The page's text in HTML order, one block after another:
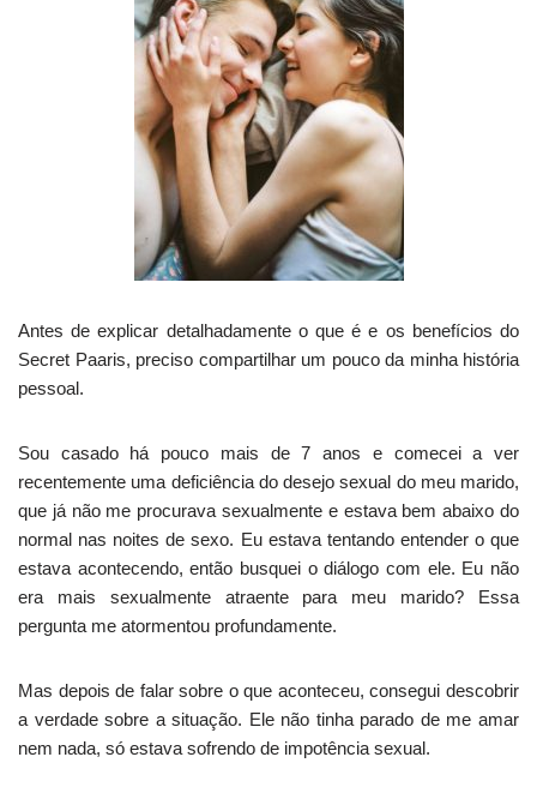
Antes de explicar detalhadamente o que é e os benefícios do
Secret Paaris, preciso compartilhar um pouco da minha história
pessoal.
Sou casado há pouco mais de 7 anos e comecei a ver
recentemente uma deficiência do desejo sexual do meu marido,
que já não me procurava sexualmente e estava bem abaixo do
normal nas noites de sexo. Eu estava tentando entender o que
estava acontecendo, então busquei o diálogo com ele. Eu não
era mais sexualmente atraente para meu marido? Essa
pergunta me atormentou profundamente.
Mas depois de falar sobre o que aconteceu, consegui descobrir
a verdade sobre a situação. Ele não tinha parado de me amar
nem nada, só estava sofrendo de impotência sexual.